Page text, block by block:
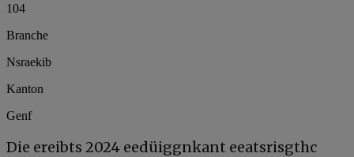
104
Branche
Nsraekib
Kanton
Genf
Die ereibts 2024 eedüiggnkant eeatsrisgthc